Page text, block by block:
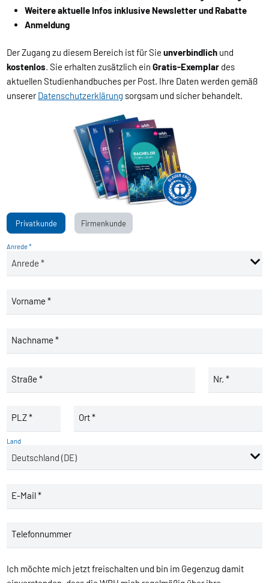
Weitere aktuelle Infos inklusive Newsletter und Rabatte
Anmeldung
Der Zugang zu diesem Bereich ist für Sieunverbindlich und
kostenlos. Sie erhalten zusätzlich einGratis-Exemplar des
aktuellen Studienhandbuches per Post. Ihre Daten werden gemäß
unsererDatenschutzerklärung sorgsam und sicher behandelt.
Privatkunde Firmenkunde
Anrede *
Vorname *
Nachname *
Straße * Nr. *
PLZ * Ort *
Land
E-Mail *
Telefonnummer
Ich möchte mich jetzt freischalten und bin im Gegenzug damit